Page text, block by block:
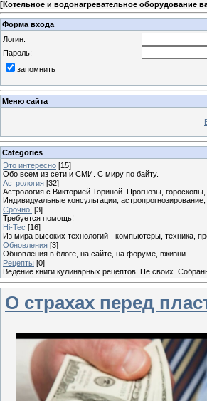
[Котельное и водонагревательное оборудование
Форма входа
Логин:
Пароль:
запомнить
Меню сайта
Categories
Это интересно [15]
Обо всем из сети и СМИ. С миру по байту.
Астрология [32]
Астрология с Викторией Ториной. Прогнозы,
Индивидуальные консультации,
Срочно! [3]
Требуется помощь!
Hi-Tec [16]
Из мира высоких технологий - компьютеры, техника,
Обновления [3]
Обновления в блоге, на сайте, на форуме, вжизни
Рецепты [0]
Ведение книги кулинарных рецептов. Не своих.
О страхах перед